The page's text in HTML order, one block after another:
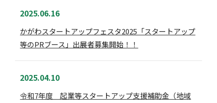
2025.06.16
かがわスタートアップフェスタ2025「スタートアップ
等のPRブース」出展者募集開始！！
2025.04.10
令和7年度 起業等スタートアップ支援補助金（地域